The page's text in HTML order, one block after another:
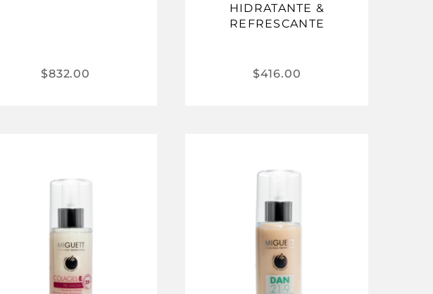
$832.00
HIDRATANTE &
REFRESCANTE
$416.00